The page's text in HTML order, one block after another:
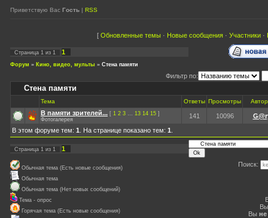
Приветствую Вас Гость | RSS
[ Обновленные темы · Новые сообщения · Участники ·
Страница 1 из 1 1
Форум » Кино, видео, мульты » Стена памяти
Фильтр по:
Стена памяти
Тема Ответы Просмотры
В памяти зрителей... [ 1 2 3 … 13 14 15 ]
Фотогалерея
141 10096
В этом форуме тем: 1 . На странице показано тем: 1
Страница 1 из 1 1
Обычная тема (Есть новые сообщения)
Обычная тема
Обычная тема (Нет новых сообщений)
Тема - опрос
Горячая тема (Есть новые сообщения)
Поиск:
Вы не